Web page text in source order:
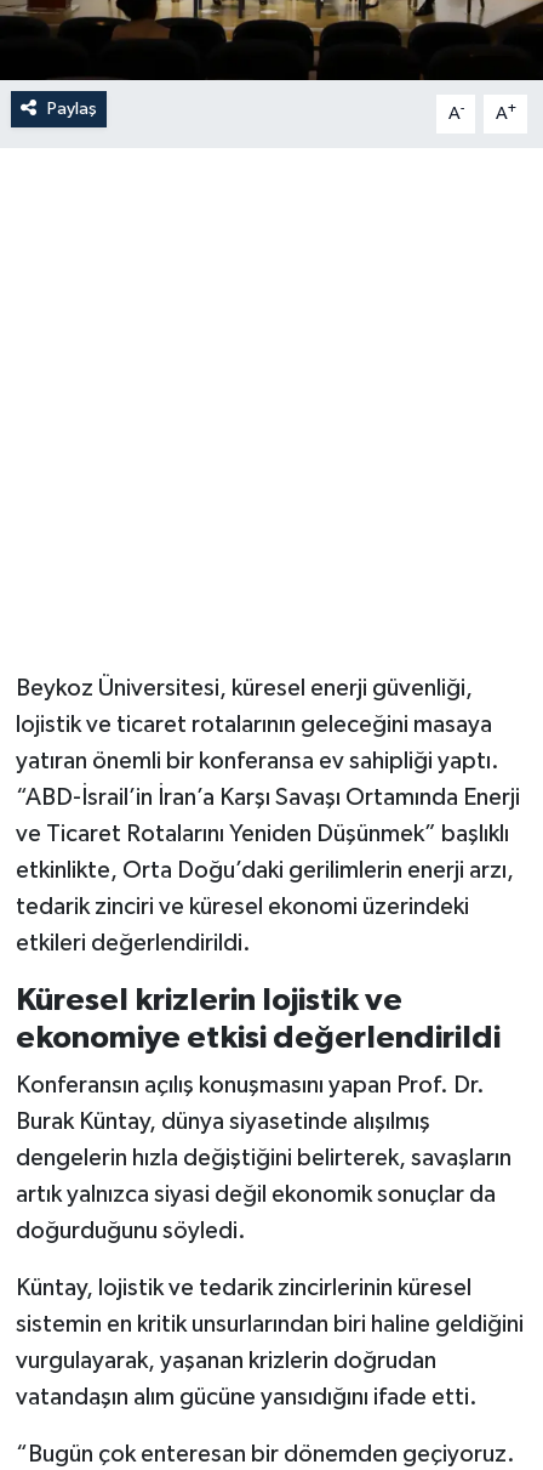
Paylaş A- A+
Beykoz Üniversitesi, küresel enerji güvenliği,
lojistik ve ticaret rotalarının geleceğini masaya
yatıran önemli bir konferansa ev sahipliği yaptı.
“ABD-İsrail’in İran’a Karşı Savaşı Ortamında Enerji
ve Ticaret Rotalarını Yeniden Düşünmek” başlıklı
etkinlikte, Orta Doğu’daki gerilimlerin enerji arzı,
tedarik zinciri ve küresel ekonomi üzerindeki
etkileri değerlendirildi.
Küresel krizlerin lojistik ve
ekonomiye etkisi değerlendirildi
Konferansın açılış konuşmasını yapan Prof. Dr.
Burak Küntay, dünya siyasetinde alışılmış
dengelerin hızla değiştiğini belirterek, savaşların
artık yalnızca siyasi değil ekonomik sonuçlar da
doğurduğunu söyledi.
Küntay, lojistik ve tedarik zincirlerinin küresel
sistemin en kritik unsurlarından biri haline geldiğini
vurgulayarak, yaşanan krizlerin doğrudan
vatandaşın alım gücüne yansıdığını ifade etti.
“Bugün çok enteresan bir dönemden geçiyoruz.